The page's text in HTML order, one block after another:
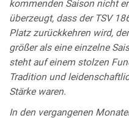
kommenden Saison nicht
überzeugt, dass der TSV
Platz zurückkehren wird,
größer als eine einzelne
steht auf einem stolzen
Tradition und
Stärke waren.
In den vergangenen